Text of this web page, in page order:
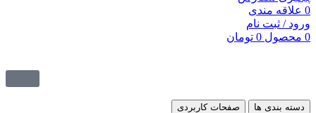
0 علاقه مندی
ورود / ثبت نام
0 محصول 0 تومان
دسته بندی ها صفحات کاربردی